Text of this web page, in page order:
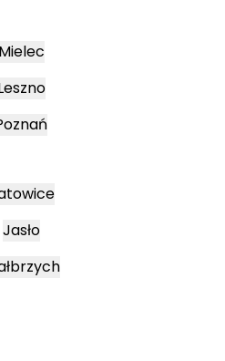
Mielec
Jasło